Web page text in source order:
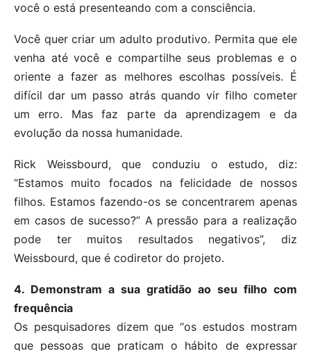
você o está presenteando com a consciência.
Você quer criar um adulto produtivo. Permita que ele
venha até você e compartilhe seus problemas e o
oriente a fazer as melhores escolhas possíveis. É
difícil dar um passo atrás quando vir filho cometer
um erro. Mas faz parte da aprendizagem e da
evolução da nossa humanidade.
Rick Weissbourd, que conduziu o estudo, diz:
“Estamos muito focados na felicidade de nossos
filhos. Estamos fazendo-os se concentrarem apenas
em casos de sucesso?” A pressão para a realização
pode ter muitos resultados negativos”, diz
Weissbourd, que é codiretor do projeto.
4. Demonstram a sua gratidão ao seu filho com
frequência
Os pesquisadores dizem que “os estudos mostram
que pessoas que praticam o hábito de expressar